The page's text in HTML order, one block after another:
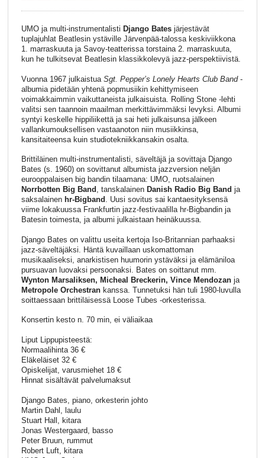
UMO ja multi-instrumentalisti Django Batesjärjestävät
tuplajuhlat Beatlesin ystäville Järvenpää-talossa keskiviikkona
1. marraskuuta ja Savoy-teatterissa torstaina 2. marraskuuta,
kun he tulkitsevat Beatlesin klassikkolevyä jazz-perspektiivistä.
Vuonna 1967 julkaistua Sgt. Pepper’s Lonely Hearts Club Band-
albumia pidetään yhtenä popmusiikin kehittymiseen
voimakkaimmin vaikuttaneista julkaisuista. Rolling Stone -lehti
valitsi sen taannoin maailman merkittävimmäksi levyksi. Albumi
syntyi keskelle hippiliikettä ja sai heti julkaisunsa jälkeen
vallankumouksellisen vastaanoton niin musiikkinsa,
kansitaiteensa kuin studiotekniikkansakin osalta.
Brittiläinen multi-instrumentalisti, säveltäjä ja sovittaja Django
Bates (s. 1960) on sovittanut albumista jazzversion neljän
eurooppalaisen big bandin tilaamana: UMO, ruotsalainen
Norrbotten Big Band , tanskalainen Danish Radio Big Band ja
saksalainen hr-Bigband . Uusi sovitus sai kantaesityksensä
viime lokakuussa Frankfurtin jazz-festivaalilla hr-Bigbandin ja
Batesin toimesta, ja albumi julkaistaan heinäkuussa.
Django Bates on valittu useita kertoja Iso-Britannian parhaaksi
jazz-säveltäjäksi. Häntä kuvaillaan uskomattoman
musikaaliseksi, anarkistisen huumorin ystäväksi ja elämäniloa
pursuavan luovaksi persoonaksi. Bates on soittanut mm.
Wynton Marsaliksen, Micheal Breckerin, Vince Mendozan ja
Metropole Orchestrankanssa. Tunnetuksi hän tuli 1980-luvulla
soittaessaan brittiläisessä Loose Tubes -orkesterissa.
Konsertin kesto n. 70 min, ei väliaikaa
Liput Lippupisteestä:
Normaalihinta 36 €
Eläkeläiset 32 €
Opiskelijat, varusmiehet 18 €
Hinnat sisältävät palvelumaksut
Django Bates, piano, orkesterin johto
Martin Dahl, laulu
Stuart Hall, kitara
Jonas Westergaard, basso
Peter Bruun, rummut
Robert Luft, kitara